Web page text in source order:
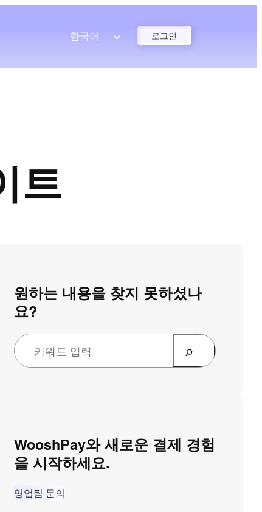
한국어 로그인
트
원하는 내용을 찾지 못하셨나
요?
WooshPay와 새로운 결제 경험
을 시작하세요.
영업팀 문의